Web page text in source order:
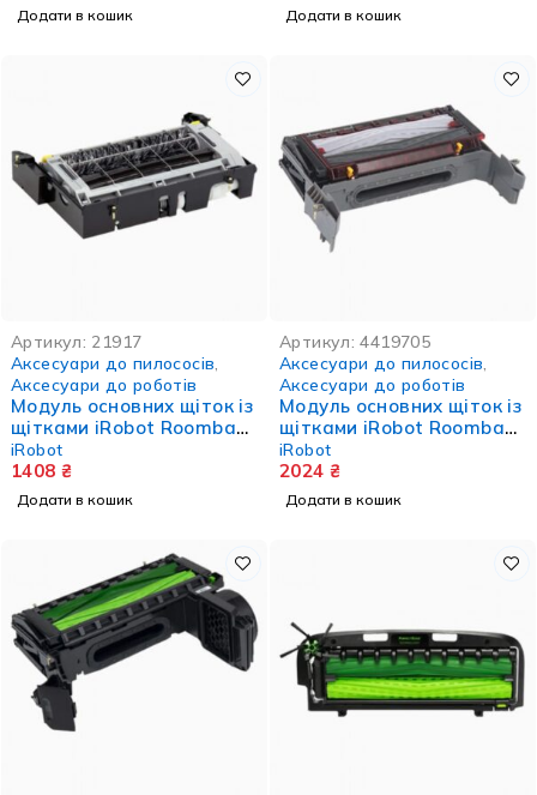
Додати в кошик Додати в кошик
Артикул: 21917
Аксесуари до пилососів
Аксесуари до роботів
Модуль основних щіток із
щітками iRobot Roomba
500/600/700 серії
iRobot
1408 ₴
Додати в кошик
Артикул:4419705
Аксесуари до пилососів
Аксесуари до роботів
Модуль основних щіток із
щітками iRobot Roomba
800/900 серії
iRobot
2024 ₴
Додати в кошик